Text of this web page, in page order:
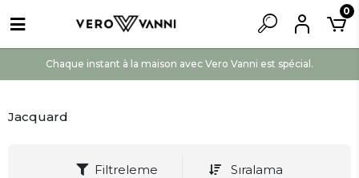
Chaque instant à la maison avec Vero Vanni est spécial.
0
Jacquard
Filtreleme Sıralama